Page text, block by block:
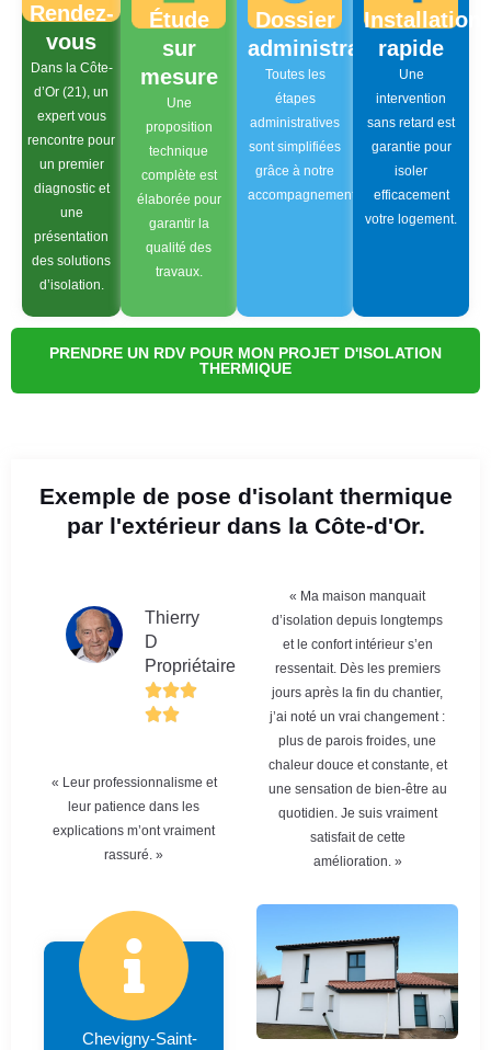
Rendez-
vous
Dans la Côte-
d’Or (21), un
expert vous
rencontre pour
un premier
diagnostic et
une
présentation
des solutions
d’isolation.
Étude
sur
mesure
Une
proposition
technique
complète est
élaborée pour
garantir la
qualité des
travaux.
Dossier
administratif
Toutes les
étapes
administratives
sont simplifiées
grâce à notre
accompagnement.
Installation
rapide
Une
intervention
sans retard est
garantie pour
isoler
efficacement
votre logement.
PRENDRE UN RDV POUR MON PROJET D'ISOLATION
THERMIQUE
Exemple de pose d'isolant thermique
par l'extérieur dans la Côte-d'Or.
Thierry
D
Propriétaire
« Leur professionnalisme et
leur patience dans les
explications m’ont vraiment
rassuré. »
Chevigny-Saint-
« Ma maison manquait
d’isolation depuis longtemps
et le confort intérieur s’en
ressentait. Dès les premiers
jours après la fin du chantier,
j’ai noté un vrai changement :
plus de parois froides, une
chaleur douce et constante, et
une sensation de bien-être au
quotidien. Je suis vraiment
satisfait de cette
amélioration. »